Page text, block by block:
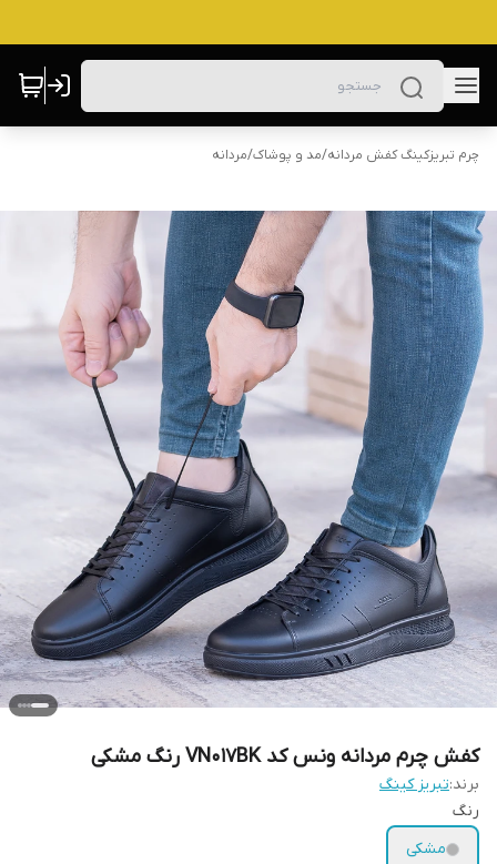
چرم تبریزکینگ کفش مردانه/مد و پوشاک/مردانه
کفش چرم مردانه ونس کد VN017BK رنگ مشکی
برند:تبریز کینگ
رنگ
مشکی